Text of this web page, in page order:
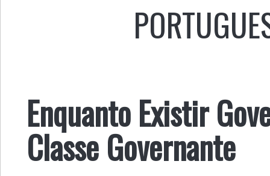
Enquanto Existir
Classe Governante